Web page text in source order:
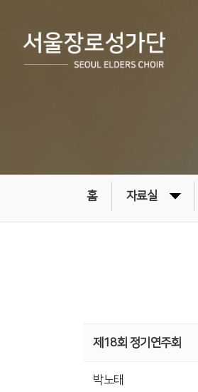
홈 자료실
제18회 정기연주회
박노태